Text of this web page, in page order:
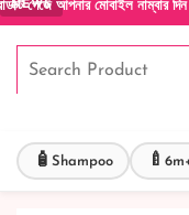
NEWS
মোবাইল নাম্বার দিন অথবা
🧴 Shampoo 🍼